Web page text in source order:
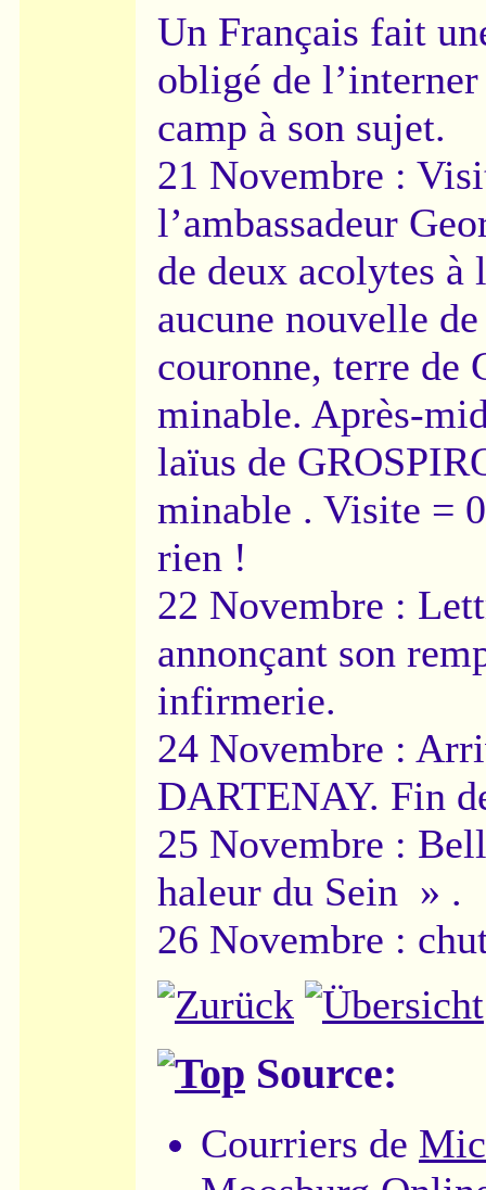
Un Français fait
obligé de
camp à son sujet.
21 Novembre :
l’ambassadeur
de deux acolytes à
aucune nouvelle
couronne, terre de
minable. Après-
laïus de
minable . Visite =
rien !
22 Novembre :
annonçant son
infirmerie.
24 Novembre :
DARTENAY. Fin
25 Novembre :
haleur du Sein » .
26 Novembre :
Source:
Courriers de